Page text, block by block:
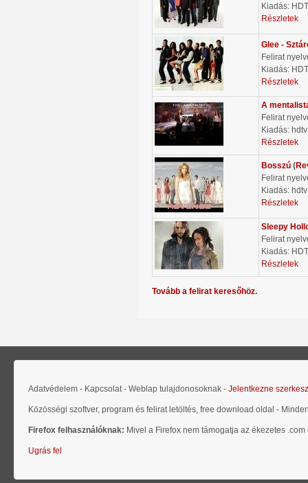
Kiadás:
Részletek
Glee -
Felirat
Kiadás:
Részletek
A
Felirat
Kiadás:
Részletek
Bosszú (
Felirat
Kiadás:
Részletek
Sleepy
Felirat
Kiadás:
Részletek
Tovább a felirat keresőhöz.
Adatvédelem - Kapcsolat - Weblap tulajdonosoknak - Jelentkezne
Közösségi szoftver, program és felirat letöltés, free download oldal -
Firefox felhasználóknak: Mivel a Firefox nem támogatja az ékezetes
Ugrás fel